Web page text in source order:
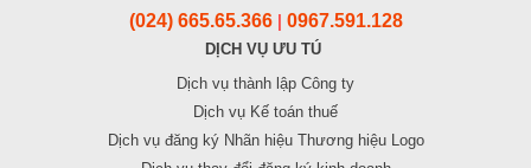
(024) 665.65.366 0967.591.128
DỊCH VỤ ƯU TÚ
Dịch vụ thành lập Công ty
Dịch vụ Kế toán thuế
Dịch vụ đăng ký Nhãn hiệu Thương hiệu Logo